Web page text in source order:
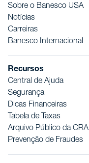
Sobre o Banesco USA
Notícias
Carreiras
Banesco Internacional
Recursos
Central de Ajuda
Segurança
Dicas Financeiras
Tabela de Taxas
Arquivo Público da CRA
Prevenção de Fraudes